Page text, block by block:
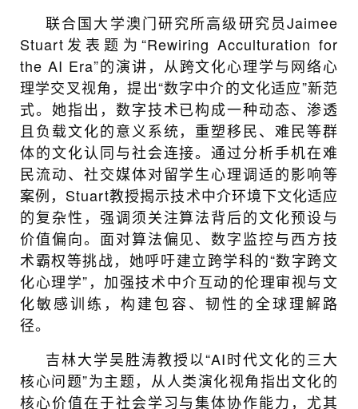
联合国大学澳门研究所高级研究员Jaimee
Stuart发表题为“Rewiring Acculturation for
the AI Era”的演讲，从跨文化心理学与网络心
理学交叉视角，提出“数字中介的文化适应”新范
式。她指出，数字技术已构成一种动态、渗透
且负载文化的意义系统，重塑移民、难民等群
体的文化认同与社会连接。通过分析手机在难
民流动、社交媒体对留学生心理调适的影响等
案例，Stuart教授揭示技术中介环境下文化适应
的复杂性，强调须关注算法背后的文化预设与
价值偏向。面对算法偏见、数字监控与西方技
术霸权等挑战，她呼吁建立跨学科的“数字跨文
化心理学”，加强技术中介互动的伦理审视与文
化敏感训练，构建包容、韧性的全球理解路
径。
吉林大学吴胜涛教授以“AI时代文化的三大
核心问题”为主题，从人类演化视角指出文化的
核心价值在于社会学习与集体协作能力，尤其